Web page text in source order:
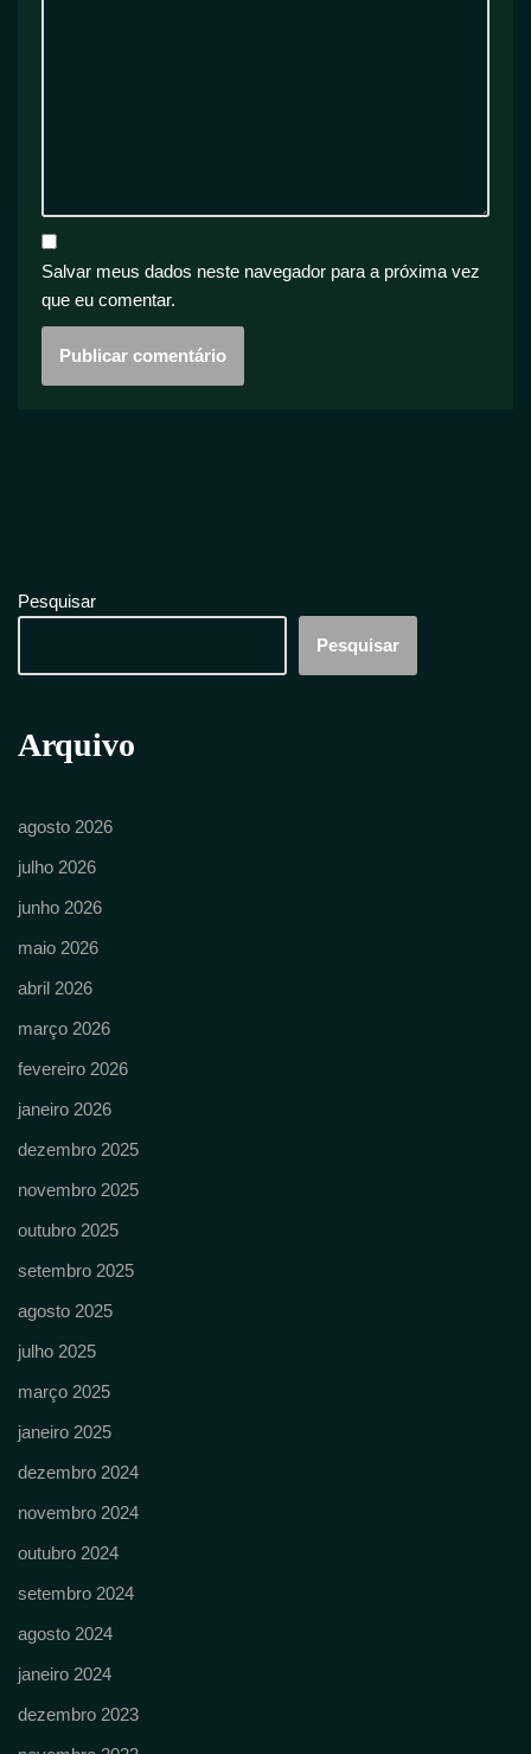
Salvar meus dados neste navegador para a próxima vez
que eu comentar.
Pesquisar
Pesquisar
Arquivo
agosto 2026
julho 2026
junho 2026
maio 2026
abril 2026
março 2026
fevereiro 2026
janeiro 2026
dezembro 2025
novembro 2025
outubro 2025
setembro 2025
agosto 2025
julho 2025
março 2025
janeiro 2025
dezembro 2024
novembro 2024
outubro 2024
setembro 2024
agosto 2024
janeiro 2024
dezembro 2023